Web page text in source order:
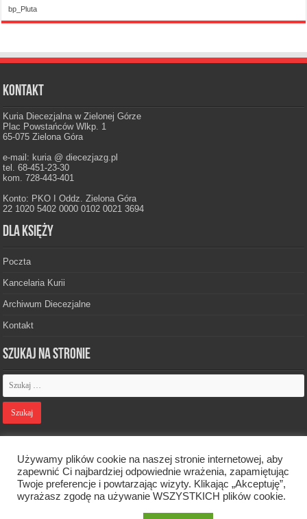
bp_Pluta
Kontakt
Kuria Diecezjalna w Zielonej Górze
Plac Powstańców Wlkp. 1
65-075 Zielona Góra
e-mail: kuria @ diecezjazg.pl
tel. 68-451-23-30
kom. 728-443-401
Konto: PKO I Oddz. Zielona Góra
22 1020 5402 0000 0102 0021 3694
Dla księży
Poczta
Kancelaria Kurii
Archiwum Diecezjalne
Kontakt
Szukaj na stronie
Designed by Webdawid
Używamy plików cookie na naszej stronie internetowej, aby
zapewnić Ci najbardziej odpowiednie wrażenia, zapamiętując
Twoje preferencje i powtarzając wizyty. Klikając „Akceptuję”,
wyrażasz zgodę na używanie WSZYSTKICH plików cookie.